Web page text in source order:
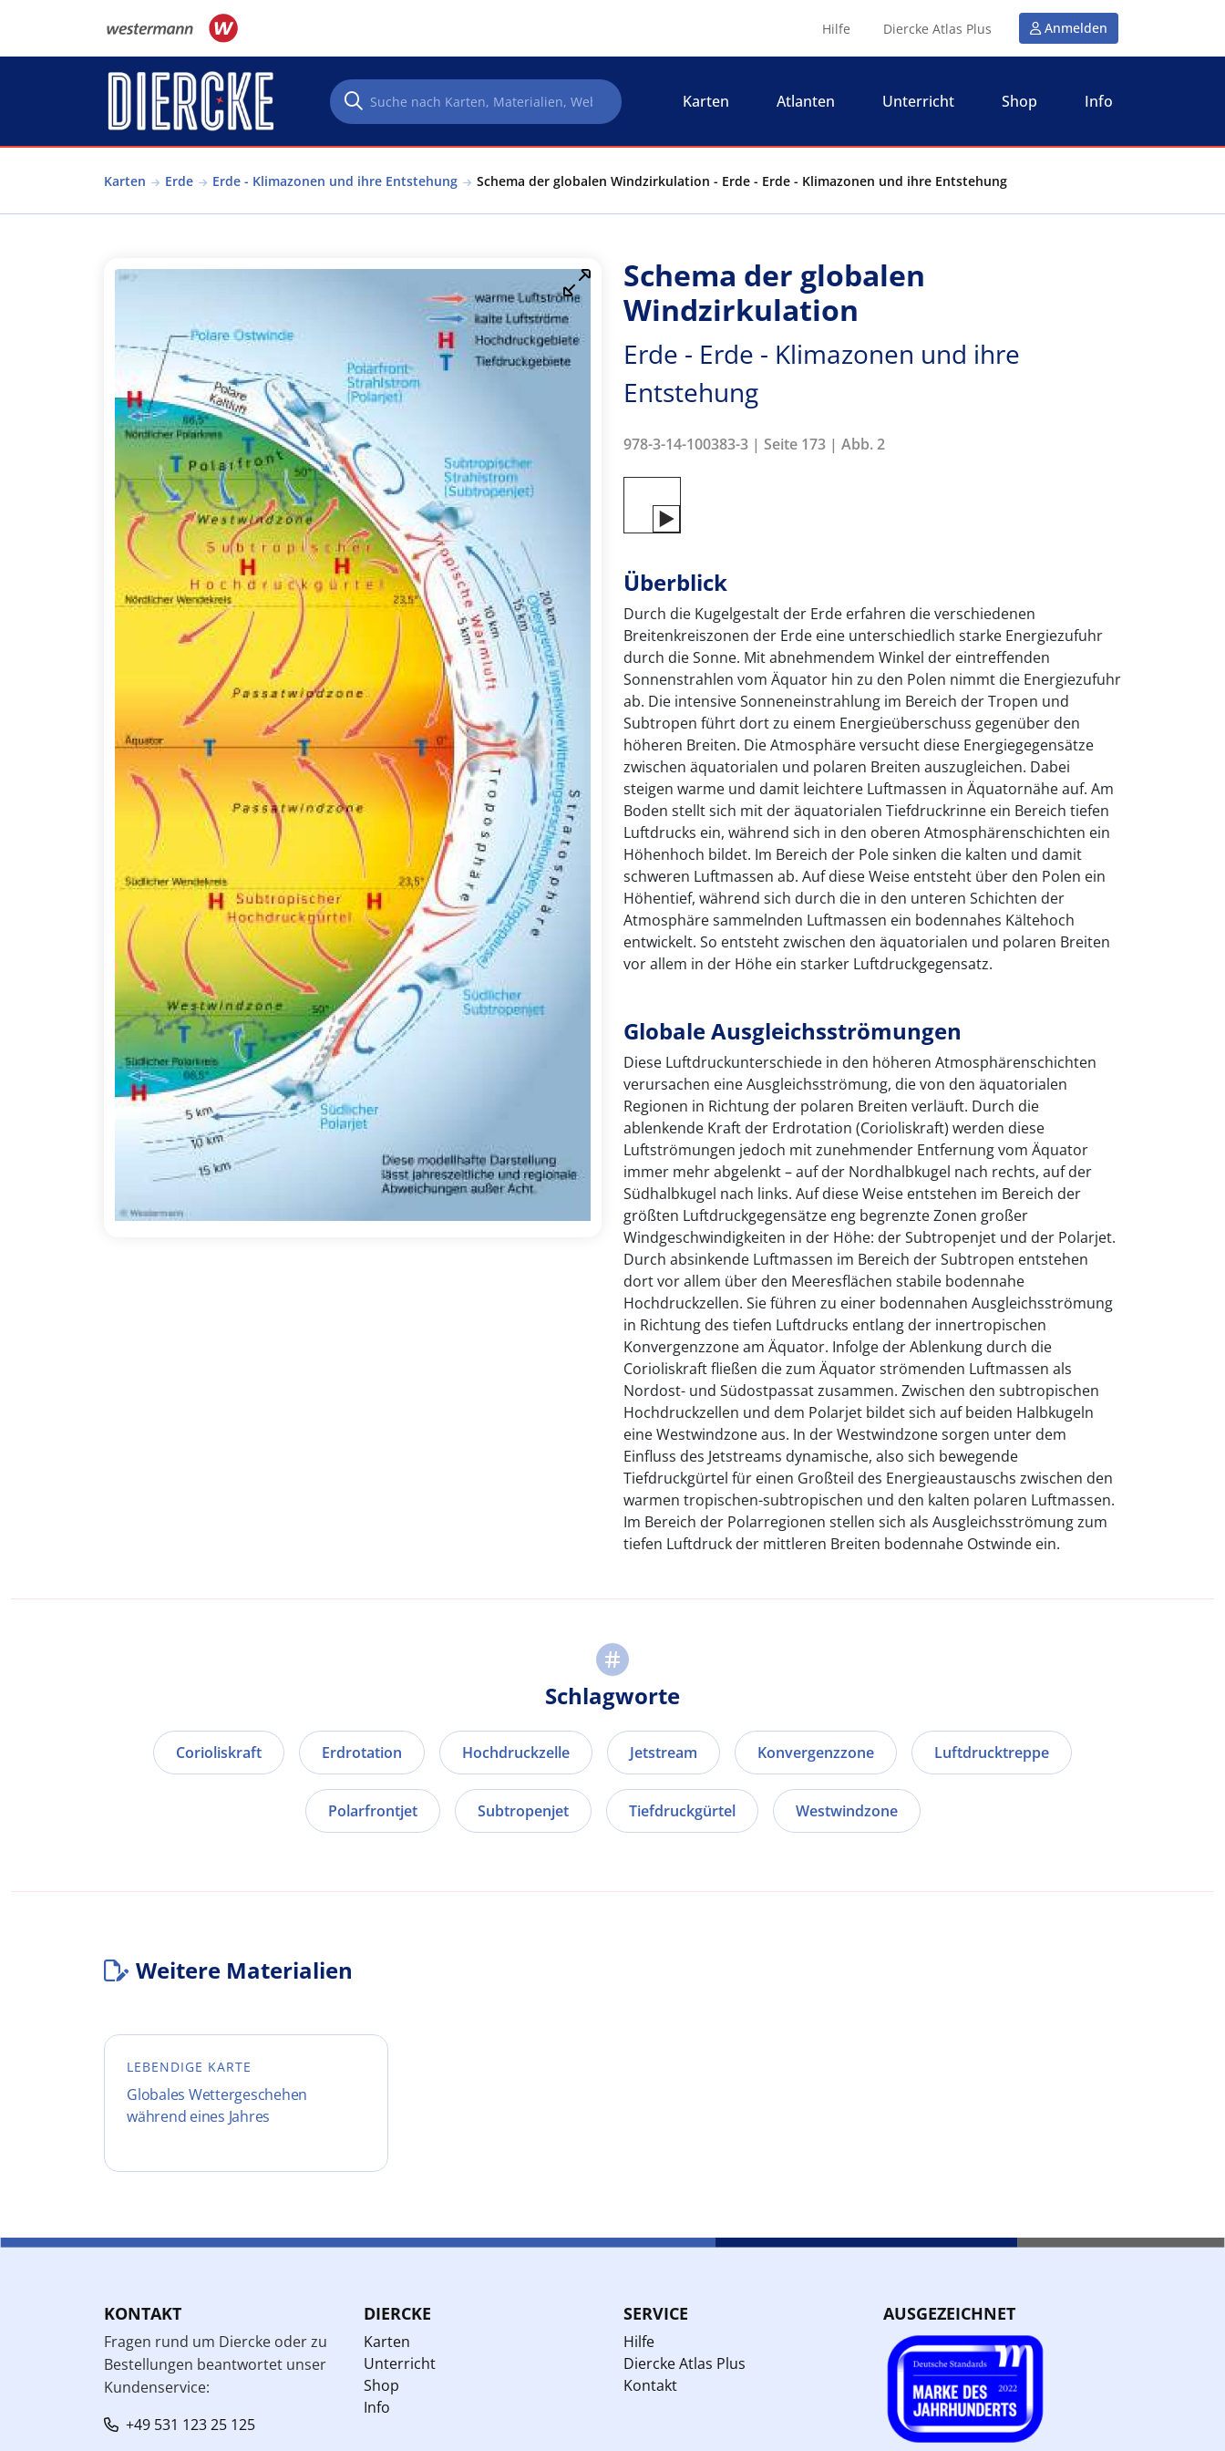
Hilfe Diercke Atlas Plus Anmelden
Karten Atlanten Unterricht Shop Info
Karten Erde Erde - Klimazonen und ihre Entstehung Schema der globalen Windzirkulation - Erde - Erde - Klimazonen und ihre Entstehung
Schema der globalen
Windzirkulation
Erde - Erde - Klimazonen und ihre
Entstehung
978-3-14-100383-3 | Seite 173 | Abb. 2
Überblick
Durch die Kugelgestalt der Erde erfahren die verschiedenen
Breitenkreiszonen der Erde eine unterschiedlich starke Energiezufuhr
durch die Sonne. Mit abnehmendem Winkel der eintreffenden
Sonnenstrahlen vom Äquator hin zu den Polen nimmt die Energiezufuhr
ab. Die intensive Sonneneinstrahlung im Bereich der Tropen und
Subtropen führt dort zu einem Energieüberschuss gegenüber den
höheren Breiten. Die Atmosphäre versucht diese Energiegegensätze
zwischen äquatorialen und polaren Breiten auszugleichen. Dabei
steigen warme und damit leichtere Luftmassen in Äquatornähe auf. Am
Boden stellt sich mit der äquatorialen Tiefdruckrinne ein Bereich tiefen
Luftdrucks ein, während sich in den oberen Atmosphärenschichten ein
Höhenhoch bildet. Im Bereich der Pole sinken die kalten und damit
schweren Luftmassen ab. Auf diese Weise entsteht über den Polen ein
Höhentief, während sich durch die in den unteren Schichten der
Atmosphäre sammelnden Luftmassen ein bodennahes Kältehoch
entwickelt. So entsteht zwischen den äquatorialen und polaren Breiten
vor allem in der Höhe ein starker Luftdruckgegensatz.
Globale Ausgleichsströmungen
Diese Luftdruckunterschiede in den höheren Atmosphärenschichten
verursachen eine Ausgleichsströmung, die von den äquatorialen
Regionen in Richtung der polaren Breiten verläuft. Durch die
ablenkende Kraft der Erdrotation (Corioliskraft) werden diese
Luftströmungen jedoch mit zunehmender Entfernung vom Äquator
immer mehr abgelenkt – auf der Nordhalbkugel nach rechts, auf der
Südhalbkugel nach links. Auf diese Weise entstehen im Bereich der
größten Luftdruckgegensätze eng begrenzte Zonen großer
Windgeschwindigkeiten in der Höhe: der Subtropenjet und der Polarjet.
Durch absinkende Luftmassen im Bereich der Subtropen entstehen
dort vor allem über den Meeresflächen stabile bodennahe
Hochdruckzellen. Sie führen zu einer bodennahen Ausgleichsströmung
in Richtung des tiefen Luftdrucks entlang der innertropischen
Konvergenzzone am Äquator. Infolge der Ablenkung durch die
Corioliskraft fließen die zum Äquator strömenden Luftmassen als
Nordost- und Südostpassat zusammen. Zwischen den subtropischen
Hochdruckzellen und dem Polarjet bildet sich auf beiden Halbkugeln
eine Westwindzone aus. In der Westwindzone sorgen unter dem
Einfluss des Jetstreams dynamische, also sich bewegende
Tiefdruckgürtel für einen Großteil des Energieaustauschs zwischen den
warmen tropischen-subtropischen und den kalten polaren Luftmassen.
Im Bereich der Polarregionen stellen sich als Ausgleichsströmung zum
tiefen Luftdruck der mittleren Breiten bodennahe Ostwinde ein.
Schlagworte
Corioliskraft Erdrotation Hochdruckzelle Jetstream Konvergenzzone Luftdrucktreppe
Polarfrontjet Subtropenjet Tiefdruckgürtel Westwindzone
Weitere Materialien
LEBENDIGE KARTE
Globales Wettergeschehen
während eines Jahres
KONTAKT
Fragen rund um Diercke oder zu
Bestellungen beantwortet unser
Kundenservice:
+49 531 123 25 125
DIERCKE
Karten
Unterricht
Shop
Info
SERVICE
Hilfe
Diercke Atlas Plus
Kontakt
AUSGEZEICHNET